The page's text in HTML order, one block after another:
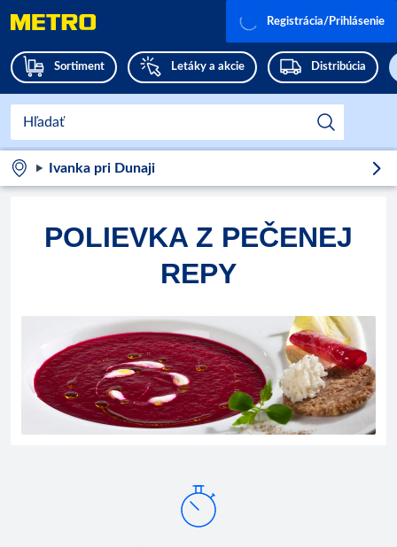
Sortiment Letáky a akcie Distribúcia
Registrácia/Prihlásenie
Ivanka pri Dunaji
POLIEVKA Z PEČENEJ
REPY